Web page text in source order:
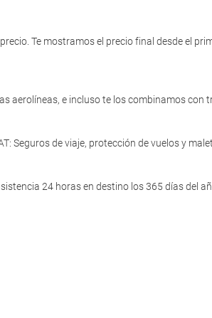
Te mostramos el precio final desde el
aerolíneas, e incluso te los combinamos con
Seguros de viaje, protección de vuelos y
24 horas en destino los 365 días del